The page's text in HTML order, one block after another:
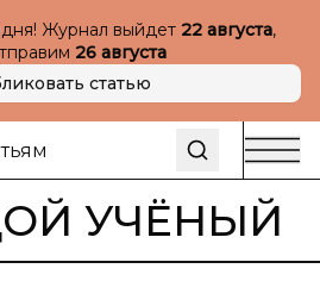
Журнал выйдет 22 августа,
26 августа
статью
УЧЁНЫЙ